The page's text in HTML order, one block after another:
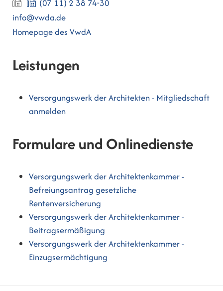
(07 11) 2 38 74-30
info@vwda.de
Homepage des VwdA
Leistungen
Versorgungswerk der Architekten - Mitgliedschaft
anmelden
Formulare und Onlinedienste
Versorgungswerk der Architektenkammer -
Befreiungsantrag gesetzliche
Rentenversicherung
Versorgungswerk der Architektenkammer -
Beitragsermäßigung
Versorgungswerk der Architektenkammer -
Einzugsermächtigung